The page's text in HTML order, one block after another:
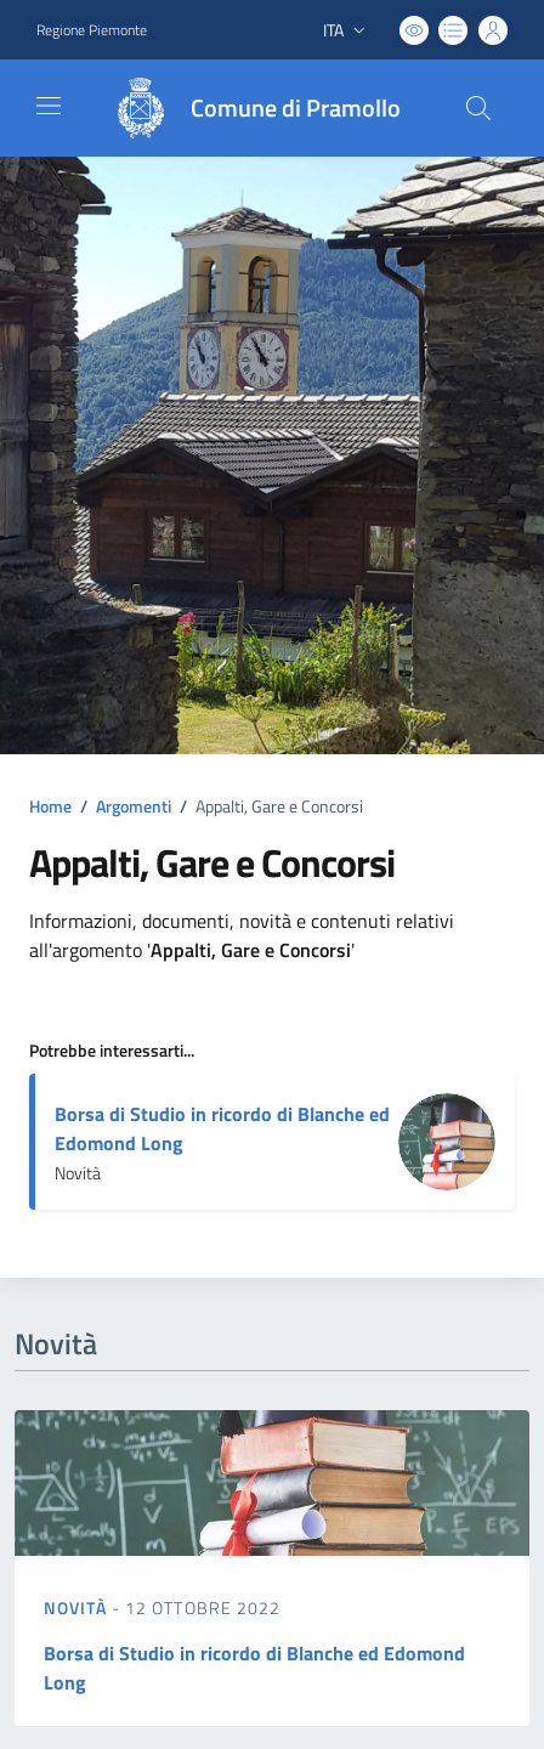
Regione Piemonte Lingua attiva:
ITA
Comune di Pramollo
Home / Argomenti / Appalti, Gare e Concorsi
Appalti, Gare e Concorsi
Dettagli argomento
Informazioni, documenti, novità e contenuti relativi
all'argomento 'Appalti, Gare e Concorsi'
Potrebbe interessarti...
Borsa di Studio in ricordo di Blanche ed
Edomond Long
Novità
Novità
NOVITÀ - 12 OTTOBRE 2022
Borsa di Studio in ricordo di Blanche ed Edomond
Long